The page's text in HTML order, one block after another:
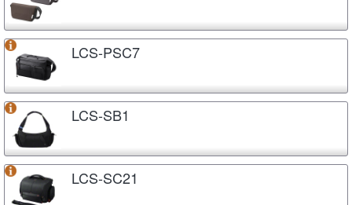
LCS-PSC7
LCS-SB1
LCS-SC21